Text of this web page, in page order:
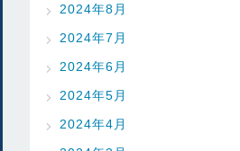
2024年8月
2024年7月
2024年6月
2024年5月
2024年4月